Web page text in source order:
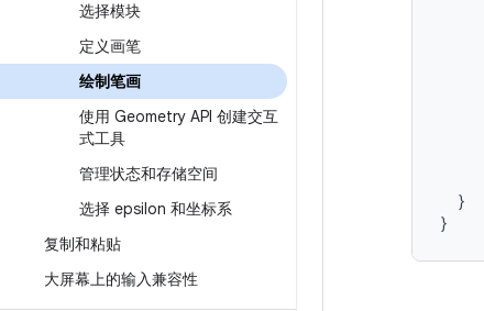
选择模块
定义画笔
绘制笔画
使用 Geometry API 创建交互
式工具
管理状态和存储空间
选择 epsilon 和坐标系
复制和粘贴
大屏幕上的输入兼容性
}
}